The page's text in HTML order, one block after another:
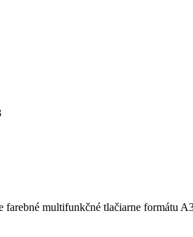
multifunkčné tlačiarne formátu